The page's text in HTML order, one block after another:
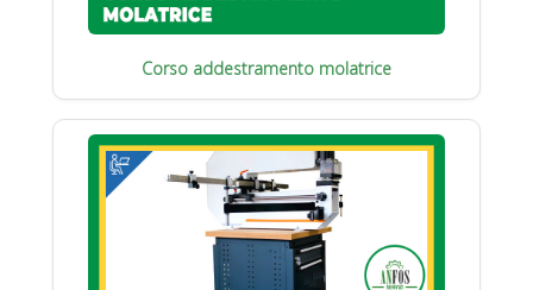
Corso addestramento molatrice